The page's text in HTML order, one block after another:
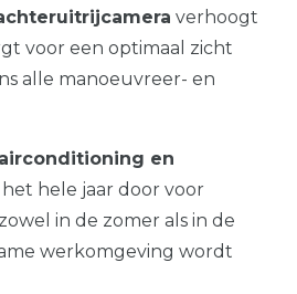
verhoogt
voor een optimaal zicht
alle manoeuvreer- en
airconditioning en
hele jaar door voor
in de zomer als in de
werkomgeving wordt